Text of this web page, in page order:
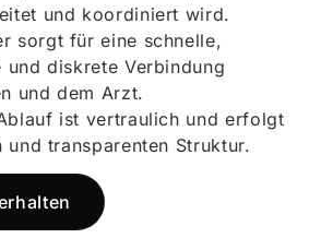
und koordiniert wird.
sorgt für eine schnelle,
und diskrete Verbindung
und dem Arzt.
ist vertraulich und erfolgt
und transparenten Struktur.